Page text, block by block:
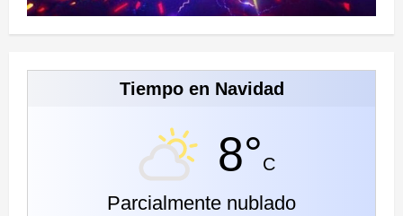
Tiempo en Navidad
8°C
Parcialmente nublado